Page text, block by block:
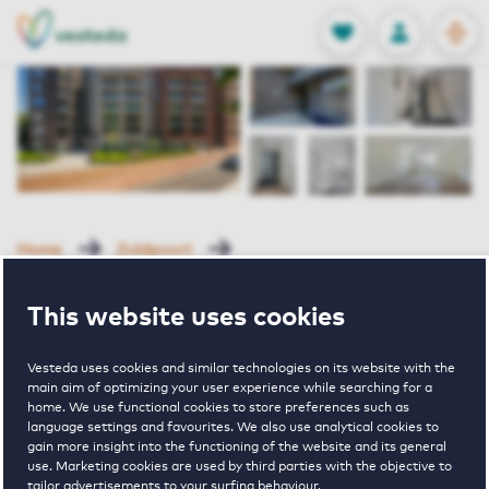
This website uses cookies
Vesteda uses cookies and similar technologies on its website with the
main aim of optimizing your user experience while searching for a
home. We use functional cookies to store preferences such as
language settings and favourites. We also use analytical cookies to
gain more insight into the functioning of the website and its general
use. Marketing cookies are used by third parties with the objective to
tailor advertisements to your surfing behaviour.
FAVORITES
Stored
LOG IN
NL
EN
Home Zuidpoort
Raadhuisstraat
119 Veenendaal